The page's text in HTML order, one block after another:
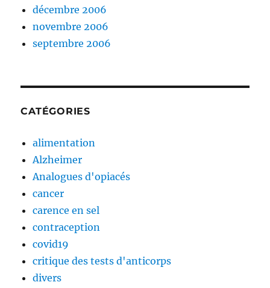
décembre 2006
novembre 2006
septembre 2006
CATÉGORIES
alimentation
Alzheimer
Analogues d'opiacés
cancer
carence en sel
contraception
covid19
critique des tests d'anticorps
divers